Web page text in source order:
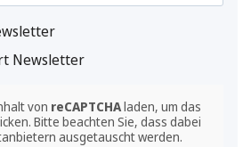
Newsletter
von reCAPTCHAladen, um das
Bitte beachten Sie, dass dabei
ausgetauscht werden.